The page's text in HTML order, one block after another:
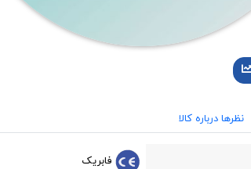
نظرها درباره کالا
فابریک